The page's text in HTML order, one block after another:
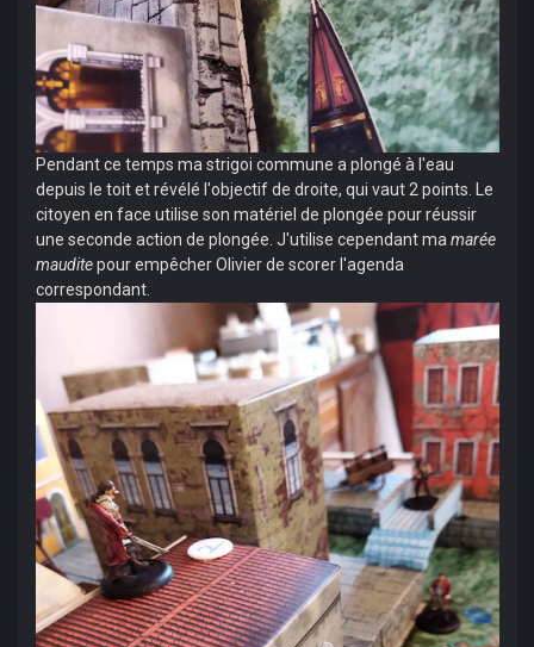
Pendant ce temps ma strigoi commune a plongé à l'eau
depuis le toit et révélé l'objectif de droite, qui vaut 2 points. Le
citoyen en face utilise son matériel de plongée pour réussir
une seconde action de plongée. J'utilise cependant ma marée
mauditepour empêcher Olivier de scorer l'agenda
correspondant.